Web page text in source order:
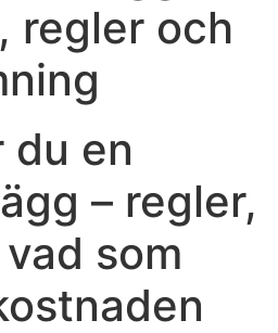
regler och
du en
– regler,
som